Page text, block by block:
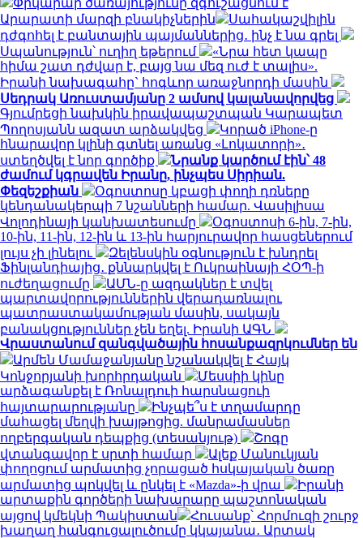
Արարատի մարզի բնակիչներին
Սահակաշվիլին
դժգոհել է բանտային պայմաններից․ ինչ է նա գրել
Սպանություն՝ ուղիղ եթերում
«Նրա հետ կապը
հիմա շատ դժվար է, բայց նա մեզ ուժ է տալիս».
Իրանի նախագահը` հոգևոր առաջնորդի մասին
Սեդրակ Առուստամյանը 2 ամսով կալանավորվեց
Գյումրեցի նախկին իրավապաշտպան Կարապետ
Պողոսյանն ազատ արձակվեց
Կորած iPhone-ը
հնարավոր կլինի գտնել առանց «Լոկատորի»․
ստեղծվել է նոր գործիք
Նրանք կարծում էին՝ 48
ժամում կգրավեն Իրանը, ինչպես Սիրիան.
Փեզեշքիան
Օգոստոսը կբացի փողի դռները
կենդանակերպի 7 նշանների համար. Վասիլիսա
Վոլոդինայի կանխատեսումը
Օգոստոսի 6-ին, 7-ին,
10-ին, 11-ին, 12-ին և 13-ին հարյուրավոր հասցեներում
լույս չի լինելու
Զելենսկին օգնություն է խնդրել
Ֆինլանդիայից․ քննարկվել է Ուկրաինայի ՀՕՊ-ի
ուժեղացումը
ԱՄՆ-ը ազդակներ է տվել
պարտավորություններին վերադառնալու
պատրաստակամության մասին, սակայն
բանակցություններ չեն եղել. Իրանի ԱԳՆ
Վրաստանում զանգվածային հոսանքազրկումներ են
Արմեն Մամաջանյանը նշանակվել է Հայկ
Կոնջորյանի խորհրդական
Մեսսիի կինը
արձագանքել է Ռոնալդուի հարսնացուի
հայտարարությանը
Ինչպե՞ս է տղամարդը
մահացել մեղվի խայթոցից. մանրամասներ
ողբերգական դեպքից (տեսանյութ)
Շոգը
վտանգավոր է սրտի համար
Ալեք Մանուկյան
փողոցում արմատից չորացած հսկայական ծառը
արմատից պոկվել և ընկել է «Mazda»-ի վրա
Իրանի
արտաքին գործերի նախարարը պաշտոնական
այցով կմեկնի Պակիստան
Հուսանք՝ Հորմուզի շուրջ
խաղաղ հանգուցալուծումը կկայանա․ Արտակ